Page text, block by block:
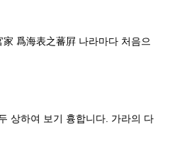
爲海表之蕃屛 나라마다 처음으
상하여 보기 흉합니다. 가라의 다